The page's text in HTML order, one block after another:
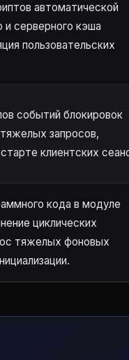
автоматической
и серверного кэша
пользовательских
событий блокировок
запросов,
клиентских
кода в модуле
циклических
тяжелых фоновых